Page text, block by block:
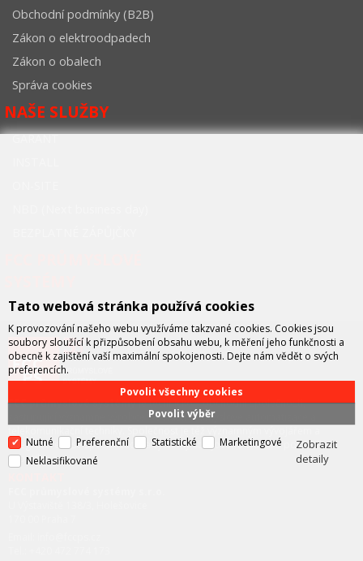
Obchodní podmínky (B2B)
Zákon o elektroodpadech
Zákon o obalech
Správa cookies
NAŠE SLUŽBY
GARANT
FCC průmyslové systémyje technicko – obchodní společností,
zastupující významné výrobce v oblasti průmyslové automatizace a
integrátorem se specializací na systémy strojového vidění a pokročilé
robotiky.
Tato webová stránka používá cookies
K provozování našeho webu využíváme takzvané cookies. Cookies jsou
soubory sloužící k přizpůsobení obsahu webu, k měření jeho funkčnosti a
obecně k zajištění vaší maximální spokojenosti. Dejte nám vědět o svých
preferencích.
Povolit výběr
Povolit všechny cookies
Nutné Preferenční Statistické
Marketingové
Neklasifikované
Zobrazit
detaily